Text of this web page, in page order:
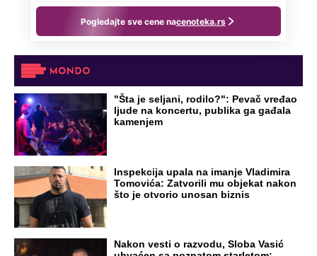
"Šta je seljani, rodilo?": Pevač vređao
ljude na koncertu, publika ga gađala
kamenjem
Inspekcija upala na imanje Vladimira
Tomovića: Zatvorili mu objekat nakon
što je otvorio unosan biznis
Nakon vesti o razvodu, Sloba Vasić